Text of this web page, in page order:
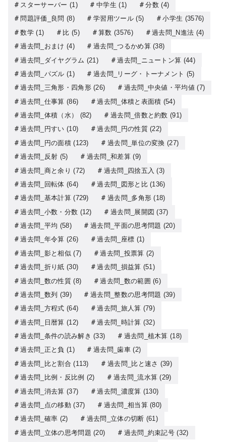
スターサーバー (1) 中学生 (1) 分数(4)
問題評価_良問 (8) 学習用ツール(5) 小学生 (3576)
数学(1) 比 (5) 算数 (3576) 過去問_N進法 (4)
過去問_おまけ (4) 過去問_つるかめ算(38)
過去問_ダイヤグラム (21) 過去問_ニュートン算 (44)
過去問_パズル (1) 過去問_リーグ・トーナメント (5)
過去問_三角形・四角形(26) 過去問_中央値・平均値 (7)
過去問_仕事算 (86) 過去問_体積と表面積 (54)
過去問_体積（水）
(82) 過去問_倍数と約数 (91)
過去問_円すい (10) 過去問_円の性質(22)
過去問_円の面積(123) 過去問_単位の変換 (27)
過去問_反射 (5) 過去問_和差算(9)
過去問_商と余り (72) 過去問_四捨五入 (3)
過去問_回転体 (64) 過去問_図形と比(136)
過去問_基本計算(729) 過去問_多角形 (18)
過去問_小数・分数 (12) 過去問_展開図 (37)
過去問_平均 (58) 過去問_平面の思考問題 (20)
過去問_年令算 (26) 過去問_座標 (1)
過去問_影と相似 (7) 過去問_投票算 (2)
過去問_折り紙 (30) 過去問_損益算 (51)
過去問_数の性質(8) 過去問_数の範囲 (6)
過去問_数列 (39) 過去問_整数の思考問題 (39)
過去問_方程式 (64) 過去問_旅人算 (79)
過去問_日暦算 (12) 過去問_時計算 (32)
過去問_条件の読み解き (33) 過去問_植木算 (18)
過去問_正と負 (1) 過去問_歯車(2)
過去問_比と割合(113) 過去問_比と速さ (39)
過去問_比例・反比例 (2) 過去問_流水算 (29)
過去問_消去算 (37) 過去問_濃度算 (130)
過去問_点の移動(37) 過去問_相当算(80)
過去問_確率 (2) 過去問_立体の切断 (61)
過去問_立体の思考問題 (20) 過去問_約束記号 (32)